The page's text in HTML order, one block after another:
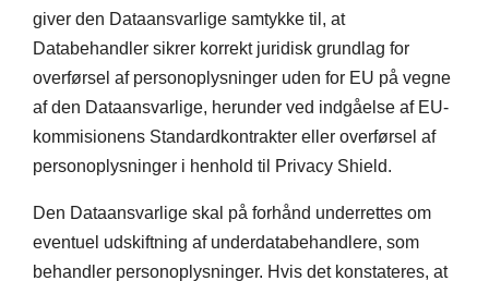
giver den Dataansvarlige samtykke til, at
Databehandler sikrer korrekt juridisk grundlag for
overførsel af personoplysninger uden for EU på vegne
af den Dataansvarlige, herunder ved indgåelse af EU-
kommisionens Standardkontrakter eller overførsel af
personoplysninger i henhold til Privacy Shield.
Den Dataansvarlige skal på forhånd underrettes om
eventuel udskiftning af underdatabehandlere, som
behandler personoplysninger. Hvis det konstateres, at